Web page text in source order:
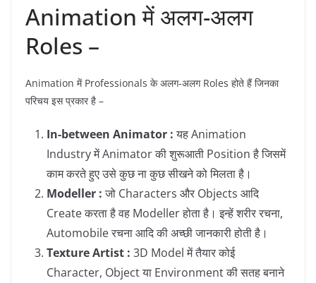
Animation में अलग-अलग
Roles –
Animation में Professionals के अलग-अलग Roles होते हैं जिनका
परिचय इस प्रकार है –
In-between Animator :यह Animation
Industry में Animator की शुरूआती Position है जिसमें
काम करते हुए उसे कुछ ना कुछ सीखने को मिलता है।
Modeller :जो Characters और Objects आदि
Create करता है वह Modeller होता है। इन्हें शरीर रचना,
Automobile रचना आदि की अच्छी जानकारी होती है।
Texture Artist : 3D Model में तैयार कोई
Character, Object या Environment की सतह बनाने